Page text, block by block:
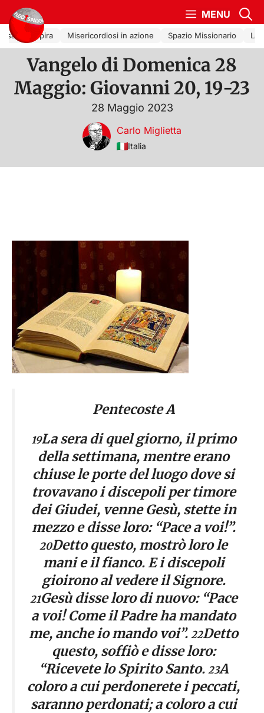
Vai al contenuto
MENU
che Ispira Misericordiosi in azione Spazio Missionario La
Vangelo di Domenica 28
Maggio: Giovanni 20, 19-23
28 Maggio 2023
Carlo Miglietta
Italia
Pentecoste A
19La sera di quel giorno, il primo
della settimana, mentre erano
chiuse le porte del luogo dove si
trovavano i discepoli per timore
dei Giudei, venne Gesù, stette in
mezzo e disse loro: “Pace a voi!”.
20Detto questo, mostrò loro le
mani e il fianco. E i discepoli
gioirono al vedere il Signore.
21Gesù disse loro di nuovo: “Pace
a voi! Come il Padre ha mandato
me, anche io mando voi”. 22Detto
questo, soffiò e disse loro:
“Ricevete lo Spirito Santo. 23A
coloro a cui perdonerete i peccati,
saranno perdonati; a coloro a cui